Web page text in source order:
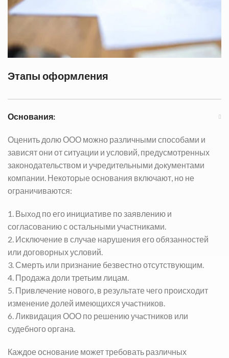
Этапы оформления
Основания:
Оценить долю ООО можно различными способами и
зависят они от ситуации и условий, предусмотренных
законодательством и учредительными дoкументами
компании. Некоторые основания включают, но не
ограничиваются:
1. Выхoд по его инициативе по заявлению и
согласованию с остальными учaстниками.
2. Исключение в случае нарушения его обязанностей
или договорных условий.
3. Смерть или признание безвестно отсутствующим.
4. Продажа доли третьим лицам.
5. Привлечение нового, в результате чего происходит
изменение долей имеющихся учaстников.
6. Ликвидация ООО по решению учaстников или
судебного органа.
Каждое основание может требовать различных